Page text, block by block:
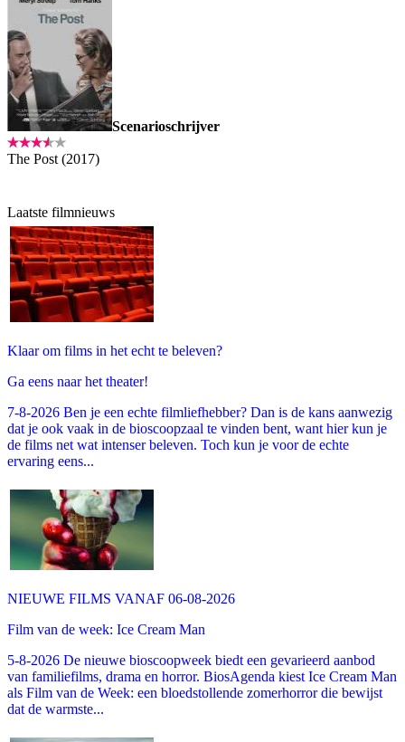
Scenarioschrijver
The Post (2017)
Laatste filmnieuws
Klaar om films in het echt te beleven?
Ga eens naar het theater!
7-8-2026 Ben je een echte filmliefhebber? Dan is de kans aanwezig
dat je ook vaak in de bioscoopzaal te vinden bent, want hier kun je
de films net wat intenser beleven. Toch kun je voor de echte
ervaring eens...
NIEUWE FILMS VANAF 06-08-2026
Film van de week: Ice Cream Man
5-8-2026 De nieuwe bioscoopweek biedt een gevarieerd aanbod
van familiefilms, drama en horror. BiosAgenda kiest Ice Cream Man
als Film van de Week: een bloedstollende zomerhorror die bewijst
dat de warmste...